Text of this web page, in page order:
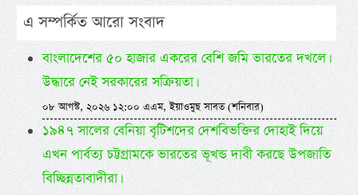
এ সম্পর্কিত আরো সংবাদ
বাংলাদেশের ৫০ হাজার একরের বেশি জমি ভারতের দখলে।
উদ্ধারে নেই সরকারের সক্রিয়তা।
০৮ আগস্ট, ২০২৬ ১২:০০ এএম, ইয়াওমুছ সাবত (শনিবার)
১৯৪৭ সালের বেনিয়া বৃটিশদের দেশবিভক্তির দোহাই দিয়ে
এখন পার্বত্য চট্টগ্রামকে ভারতের ভূখন্ড দাবী করছে উপজাতি
বিচ্ছিন্নতাবাদীরা।